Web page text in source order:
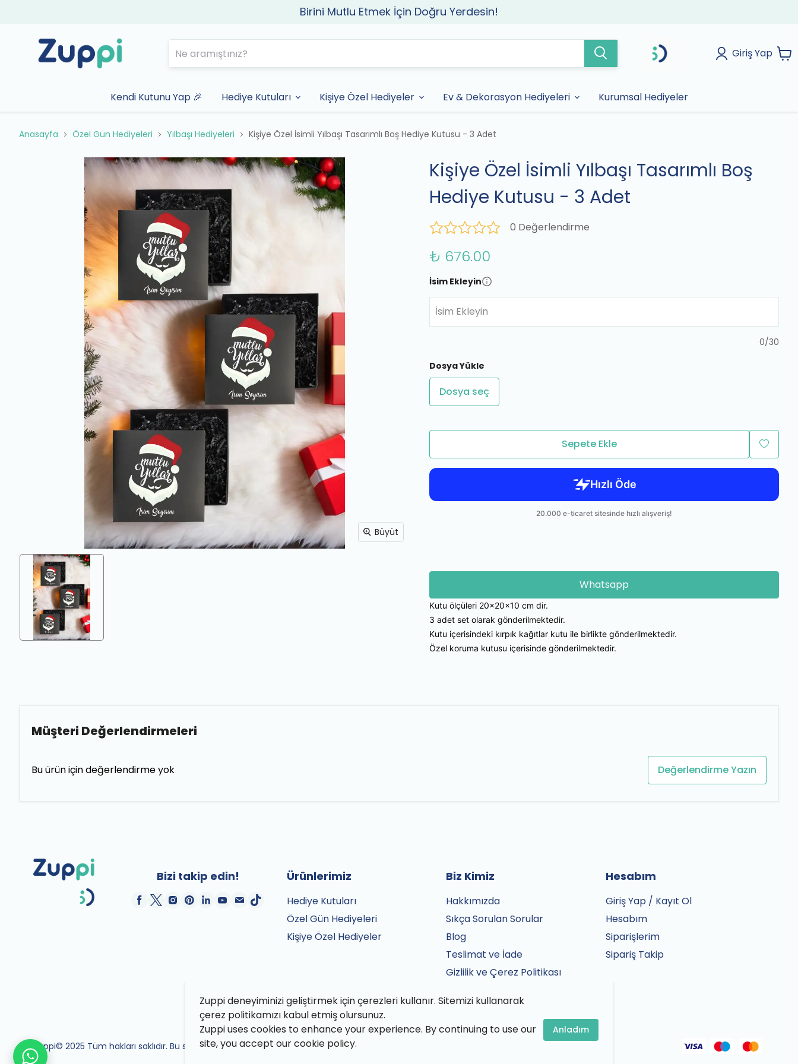
Birini Mutlu Etmek İçin Doğru Yerdesin!
Giriş Yap
Kendi Kutunu Yap 🎉 Hediye Kutuları Kişiye Özel Hediyeler Ev & Dekorasyon Hediyeleri Kurumsal Hediyeler
Zuppi deneyiminizi geliştirmek için çerezleri kullanır. Sitemizi kullanarak
çerez politikamızı kabul etmiş olursunuz.
Zuppi uses cookies to enhance your experience. By continuing to use our
site, you accept our cookie policy.
Anladım
Anasayfa Özel Gün Hediyeleri Yılbaşı Hediyeleri Kişiye Özel İsimli Yılbaşı Tasarımlı Boş Hediye Kutusu - 3 Adet
Büyüt
Kişiye Özel İsimli Yılbaşı Tasarımlı Boş
Hediye Kutusu - 3 Adet
0 Değerlendirme
₺ 676.00
İsim Ekleyin
İsim Ekleyin
0/30
Dosya Yükle
Dosya seç
Sepete Ekle
Whatsapp
Kutu ölçüleri 20x20x10 cm dir.
3 adet set olarak gönderilmektedir.
Kutu içerisindeki kırpık kağıtlar kutu ile birlikte gönderilmektedir.
Özel koruma kutusu içerisinde gönderilmektedir.
Müşteri Değerlendirmeleri
Bu ürün için değerlendirme yok Değerlendirme Yazın
Bizi takip edin! Ürünlerimiz
Hediye Kutuları
Özel Gün Hediyeleri
Kişiye Özel Hediyeler
Biz Kimiz
Hakkımızda
Sıkça Sorulan Sorular
Blog
Teslimat ve İade
Gizlilik ve Çerez Politikası
İletişim
Hesabım
Giriş Yap / Kayıt Ol
Hesabım
Siparişlerim
Sipariş Takip
Zuppi© 2025 Tüm hakları saklıdır. Bu site Zuppi ekibi tarafından özenle paketlenmiştir.